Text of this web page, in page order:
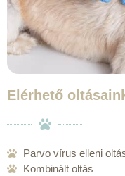
Elérhető
Parvo vírus elleni
Kombinált oltás